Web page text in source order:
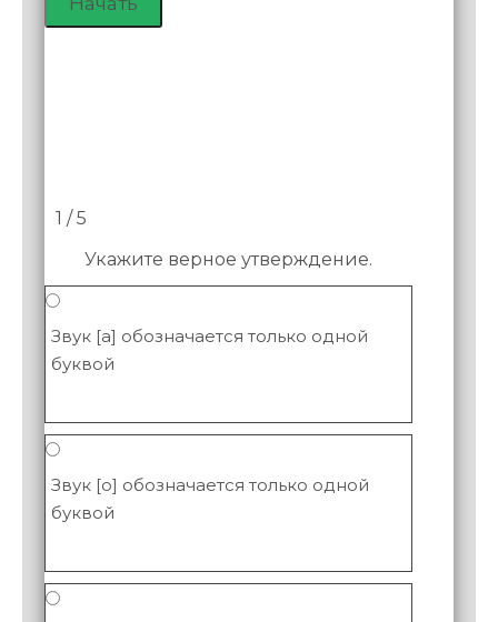
1 / 5
Укажите верное утверждение.
Звук [а] обозначается только одной
буквой
Звук [о] обозначается только одной
буквой